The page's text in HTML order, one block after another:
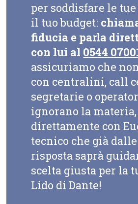
per soddisfare le
il tuo budget:
fiducia e parla
con lui al 0544
assicuriamo che
con centralini, call
segretarie o
ignorano la
direttamente con
tecnico che già
risposta saprà
scelta giusta per la
Lido di Dante!